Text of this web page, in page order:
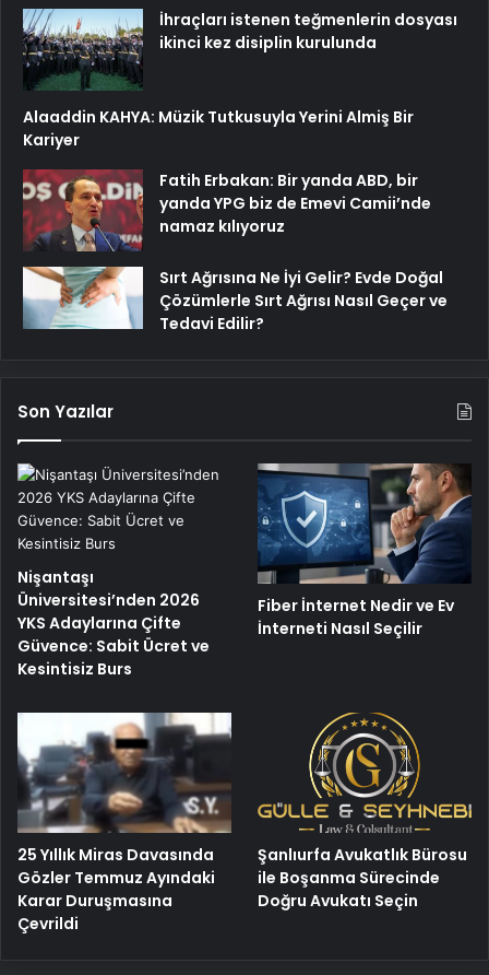
İhraçları istenen teğmenlerin dosyası
ikinci kez disiplin kurulunda
Alaaddin KAHYA: Müzik Tutkusuyla Yerini Almiş Bir
Kariyer
Fatih Erbakan: Bir yanda ABD, bir
yanda YPG biz de Emevi Camii’nde
namaz kılıyoruz
Sırt Ağrısına Ne İyi Gelir? Evde Doğal
Çözümlerle Sırt Ağrısı Nasıl Geçer ve
Tedavi Edilir?
Son Yazılar
Nişantaşı
Üniversitesi’nden 2026
YKS Adaylarına Çifte
Güvence: Sabit Ücret ve
Kesintisiz Burs
Fiber İnternet Nedir ve Ev
İnterneti Nasıl Seçilir
25 Yıllık Miras Davasında
Gözler Temmuz Ayındaki
Karar Duruşmasına
Çevrildi
Şanlıurfa Avukatlık Bürosu
ile Boşanma Sürecinde
Doğru Avukatı Seçin